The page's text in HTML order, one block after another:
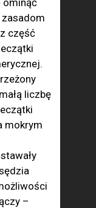
ominąć
zasadom
część
liczbę
mokrym
–